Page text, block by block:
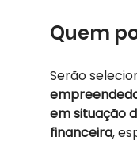
Quem
Serão
em situação
financeira,